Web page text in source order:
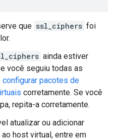
que ssl_ciphers foi
ainda estiver
você seguiu todas as
configurar pacotes de
corretamente. Se você
repita-a corretamente.
atualizar ou adicionar
host virtual, entre em